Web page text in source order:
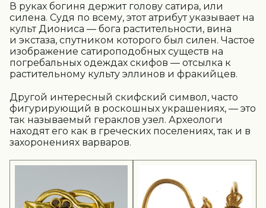
В руках богиня держит голову сатира, или
силена. Судя по всему, этот атрибут указывает на
культ Диониса — бога растительности, вина
и экстаза, спутником которого был силен. Частое
изображение сатироподобных существ на
погребальных одеждах скифов — отсылка к
растительному культу эллинов и фракийцев.
Другой интересный скифский символ, часто
фигурирующий в роскошных украшениях, — это
так называемый гераклов узел. Археологи
находят его как в греческих поселениях, так и в
захоронениях варваров.